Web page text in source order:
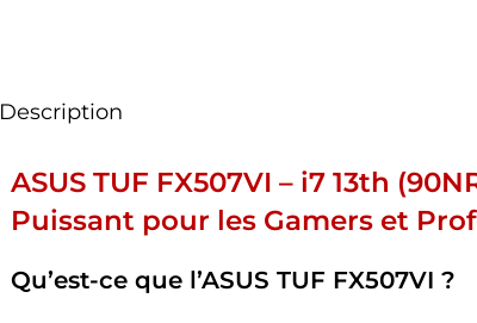
Description
ASUS TUF FX507VI – i7 13th
Puissant pour les Gamers et
Qu’est-ce que l’ASUS TUF FX507VI ?